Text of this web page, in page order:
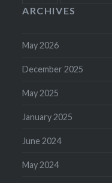
ARCHIVES
May 2026
December 2025
May 2025
January 2025
June 2024
May 2024